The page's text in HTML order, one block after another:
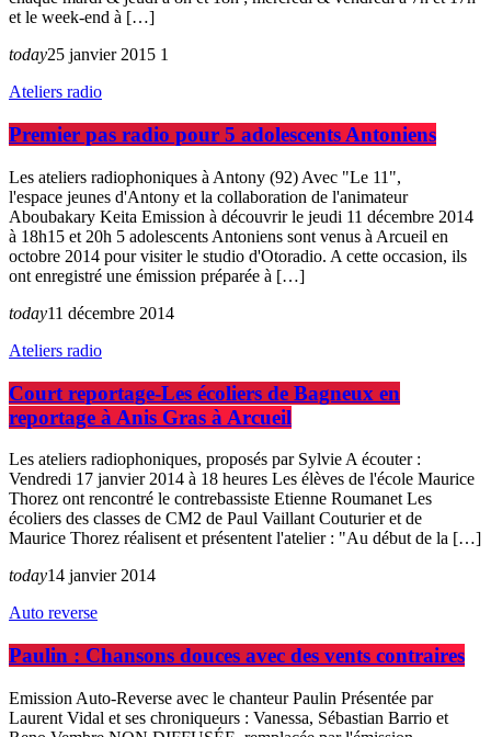
et le week-end à […]
today25 janvier 2015 1
Ateliers radio
Premier pas radio pour 5 adolescents Antoniens
Les ateliers radiophoniques à Antony (92) Avec "Le 11",
l'espace jeunes d'Antony et la collaboration de l'animateur
Aboubakary Keita Emission à découvrir le jeudi 11 décembre 2014
à 18h15 et 20h 5 adolescents Antoniens sont venus à Arcueil en
octobre 2014 pour visiter le studio d'Otoradio. A cette occasion, ils
ont enregistré une émission préparée à […]
today11 décembre 2014
Ateliers radio
Court reportage-Les écoliers de Bagneux en
reportage à Anis Gras à Arcueil
Les ateliers radiophoniques, proposés par Sylvie A écouter :
Vendredi 17 janvier 2014 à 18 heures Les élèves de l'école Maurice
Thorez ont rencontré le contrebassiste Etienne Roumanet Les
écoliers des classes de CM2 de Paul Vaillant Couturier et de
Maurice Thorez réalisent et présentent l'atelier : "Au début de la […]
today14 janvier 2014
Auto reverse
Paulin : Chansons douces avec des vents contraires
Emission Auto-Reverse avec le chanteur Paulin Présentée par
Laurent Vidal et ses chroniqueurs : Vanessa, Sébastian Barrio et